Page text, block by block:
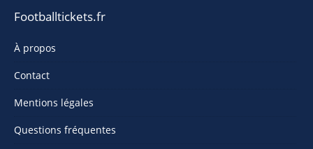
Footballtickets.fr
À propos
Contact
Mentions légales
Questions fréquentes